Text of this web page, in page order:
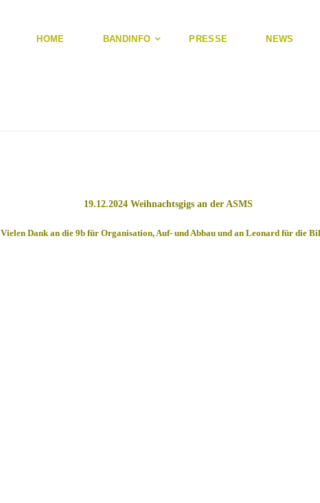
HOME BANDINFO PRESSE NEWS
19.12.2024 Weihnachtsgigs an der ASMS
Vielen Dank an die 9b für Organisation, Auf- und Abbau und an Leonard für die